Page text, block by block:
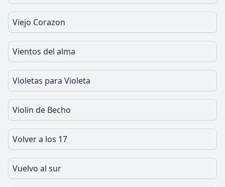
Viejo Corazon
Vientos del alma
Violetas para Violeta
Violin de Becho
Volver a los 17
Vuelvo al sur